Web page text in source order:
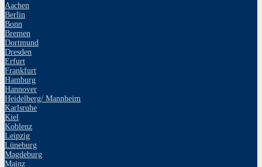
Aachen
Berlin
Bonn
Bremen
Dortmund
Dresden
Erfurt
Frankfurt
Hamburg
Hannover
Heidelberg/ Mannheim
Karlsruhe
Kiel
Koblenz
Leipzig
Lüneburg
Magdeburg
Mainz